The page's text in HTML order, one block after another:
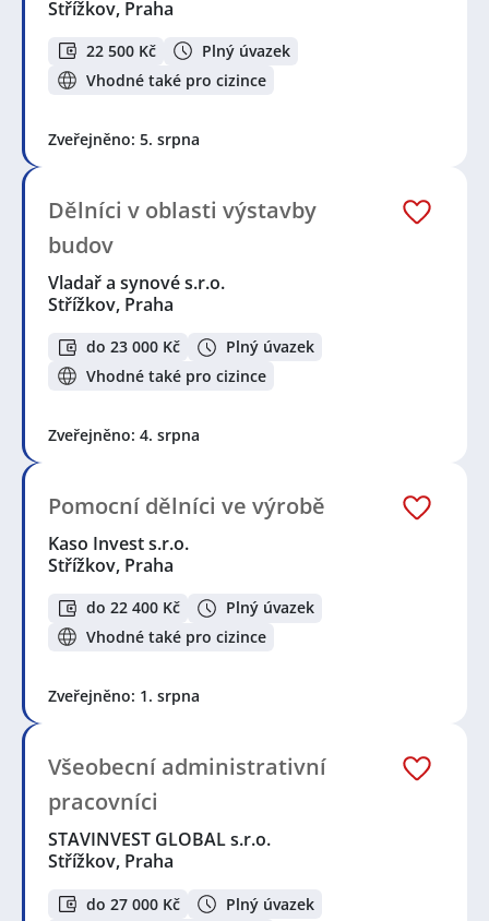
Lékař / Lékařka,Odborný pracovník / pracovnice
Pedagožka,Vzdělávací specialista / specialistka
Geolog / Geoložka , Konstruktér / Konstruktérka
Pomocný pracovník / pracovnice v průmyslu
Elektromechanička,Elektromontér / Elektromontérka
Elektrikář / Elektrikářka
Obchodní zástupce / zástupkyně
pracovnice úklidové služby,Technik / technička
automatizace
Celá ČR,Střížkov, Praha
Střížkov, Praha
22 500 Kč
Plný úvazek
Vhodné také pro cizince
Zveřejněno: 5. srpna
Dělníci v oblasti výstavby
budov
Vladař a synové s.r.o.
Střížkov, Praha
do 23 000 Kč
Plný úvazek
Vhodné také pro cizince
Zveřejněno: 4. srpna
Pomocní dělníci ve výrobě
Kaso Invest s.r.o.
Střížkov, Praha
do 22 400 Kč
Plný úvazek
Vhodné také pro cizince
Zveřejněno: 1. srpna
Všeobecní administrativní
pracovníci
STAVINVEST GLOBAL s.r.o.
Střížkov, Praha
do 27 000 Kč
Plný úvazek